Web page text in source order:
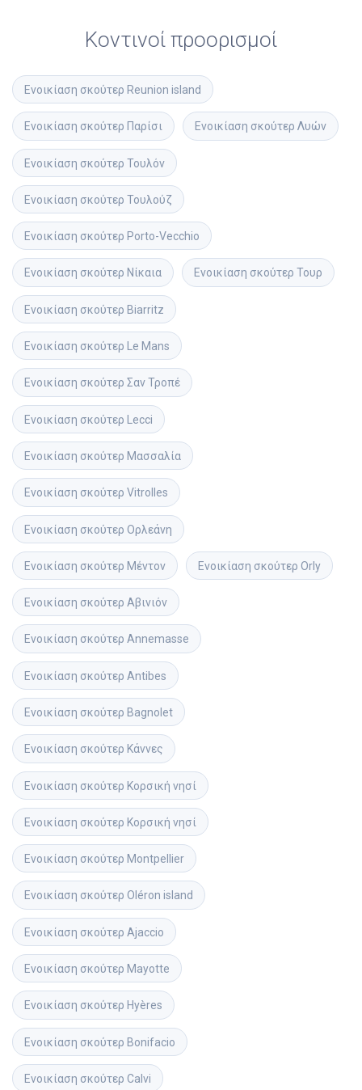
Κοντινοί προορισμοί
Ενοικίαση σκούτερ Reunion island
Ενοικίαση σκούτερ Παρίσι Ενοικίαση σκούτερ Λυών
Ενοικίαση σκούτερ Τουλόν
Ενοικίαση σκούτερ Τουλούζ
Ενοικίαση σκούτερ Porto-Vecchio
Ενοικίαση σκούτερ Νίκαια Ενοικίαση σκούτερ Τουρ
Ενοικίαση σκούτερ Biarritz
Ενοικίαση σκούτερ Le Mans
Ενοικίαση σκούτερ Σαν Τροπέ
Ενοικίαση σκούτερ Lecci
Ενοικίαση σκούτερ Μασσαλία
Ενοικίαση σκούτερ Vitrolles
Ενοικίαση σκούτερ Ορλεάνη
Ενοικίαση σκούτερ Μέντον Ενοικίαση σκούτερ Orly
Ενοικίαση σκούτερ Αβινιόν
Ενοικίαση σκούτερ Annemasse
Ενοικίαση σκούτερ Antibes
Ενοικίαση σκούτερ Bagnolet
Ενοικίαση σκούτερ Κάννες
Ενοικίαση σκούτερ Κορσική νησί
Ενοικίαση σκούτερ Κορσική νησί
Ενοικίαση σκούτερ Montpellier
Ενοικίαση σκούτερ Oléron island
Ενοικίαση σκούτερ Ajaccio
Ενοικίαση σκούτερ Mayotte
Ενοικίαση σκούτερ Hyères
Ενοικίαση σκούτερ Bonifacio
Ενοικίαση σκούτερ Calvi